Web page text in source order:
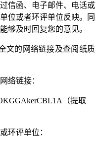
信函、电子邮件、电话或
位或者环评单位反映。同
够及时回复您的意见。
文的网络链接及查阅纸质
络链接：
（提取
环评单位：